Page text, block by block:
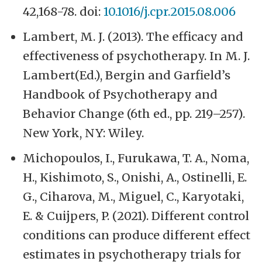
42,168-78. doi:10.1016/j.cpr.2015.08.006
Lambert, M. J. (2013). The efficacy and
effectiveness of psychotherapy. In M. J.
Lambert(Ed.), Bergin and Garfield’s
Handbook of Psychotherapy and
Behavior Change (6th ed., pp. 219–257).
New York, NY: Wiley.
Michopoulos, I., Furukawa, T. A., Noma,
H., Kishimoto, S., Onishi, A., Ostinelli, E.
G., Ciharova, M., Miguel, C., Karyotaki,
E. & Cuijpers, P. (2021). Different control
conditions can produce different effect
estimates in psychotherapy trials for